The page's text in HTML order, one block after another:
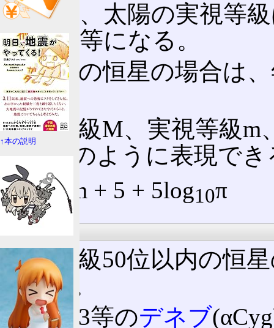
例えば、太陽の実視等
ると4.8等になる。
近距離の恒星の場合は
る。
絶対等級M、実視等級m
と、次のように表現で
M = m + 5 + 5log10π
実視等級50位以内の恒
に記す。
−8.73等のデネブ
↑本の説明